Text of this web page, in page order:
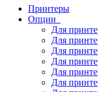
Принтеры
Опции
Для
Для
Для
Для
Для
Для